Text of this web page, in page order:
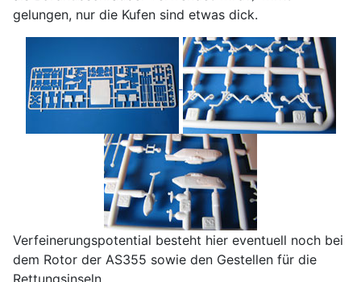
gelungen, nur die Kufen sind etwas dick.
Verfeinerungspotential besteht hier eventuell noch bei
dem Rotor der AS355 sowie den Gestellen für die
Rettungsinseln.